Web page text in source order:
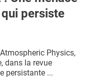
persiste
Physics,
dans la revue
persistante ...